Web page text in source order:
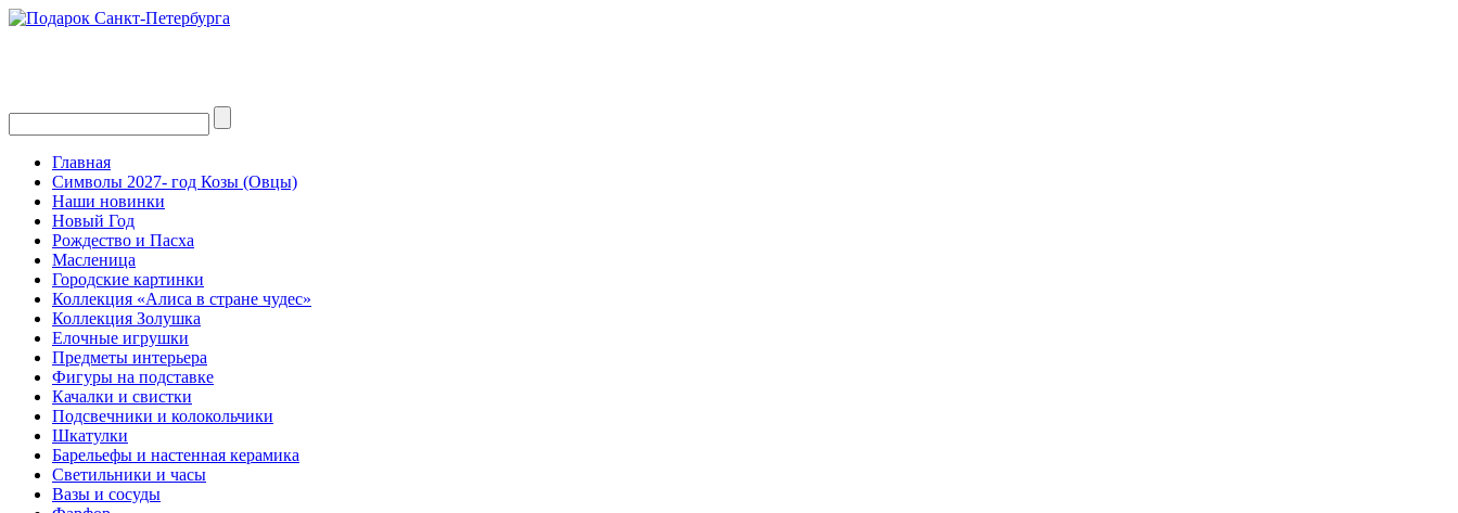
Главная
Символы 2027- год Козы (Овцы)
Наши новинки
Новый Год
Рождество и Пасха
Масленица
Городские картинки
Коллекция «Алиса в стране чудес»
Коллекция Золушка
Елочные игрушки
Предметы интерьера
Фигуры на подставке
Качалки и свистки
Подсвечники и колокольчики
Шкатулки
Барельефы и настенная керамика
Светильники и часы
Вазы и сосуды